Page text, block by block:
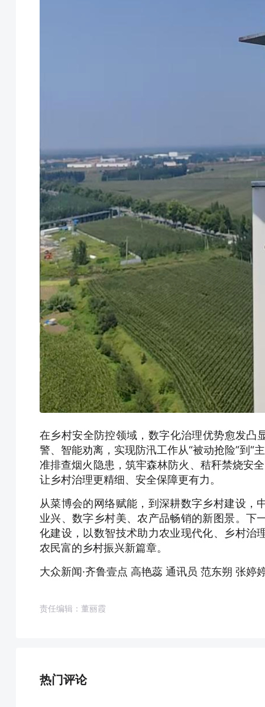
在乡村安全防控领域，数字化治理优势愈发凸
警、智能劝离，实现防汛工作从“被动抢险”到“
准排查烟火隐患，筑牢森林防火、秸秆禁烧安
让乡村治理更精细、安全保障更有力。
从菜博会的网络赋能，到深耕数字乡村建设，
业兴、数字乡村美、农产品畅销的新图景。下
化建设，以数智技术助力农业现代化、乡村治
农民富的乡村振兴新篇章。
大众新闻·齐鲁壹点 高艳蕊 通讯员 范东朔 张婷
责任编辑：董丽霞
热门评论